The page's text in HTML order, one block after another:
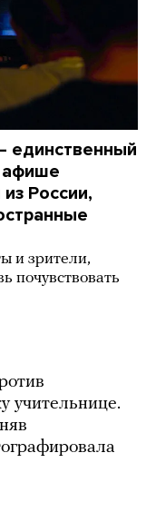
единственный
афише
России,
и зрители,
почувствовать
учительнице.